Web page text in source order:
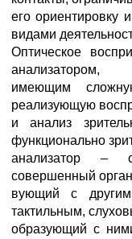
его ориентировку
видами
Оптическое
анализатором,
имеющим
реализующую
и анализ
функционально
анализатор –
совершенный
вующий с
тактильным,
образующий с